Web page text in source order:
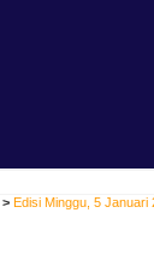
> Edisi Minggu, 5 Januari